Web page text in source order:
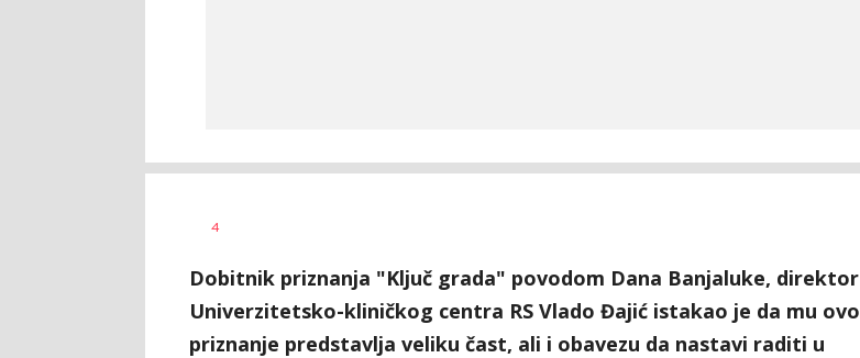
AUTOR
4
Dobitnik priznanja "Ključ grada" povodom Dana Banjaluke, direktor
Univerzitetsko-kliničkog centra RS Vlado Đajić istakao je da mu ovo
priznanje predstavlja veliku čast, ali i obavezu da nastavi raditi u